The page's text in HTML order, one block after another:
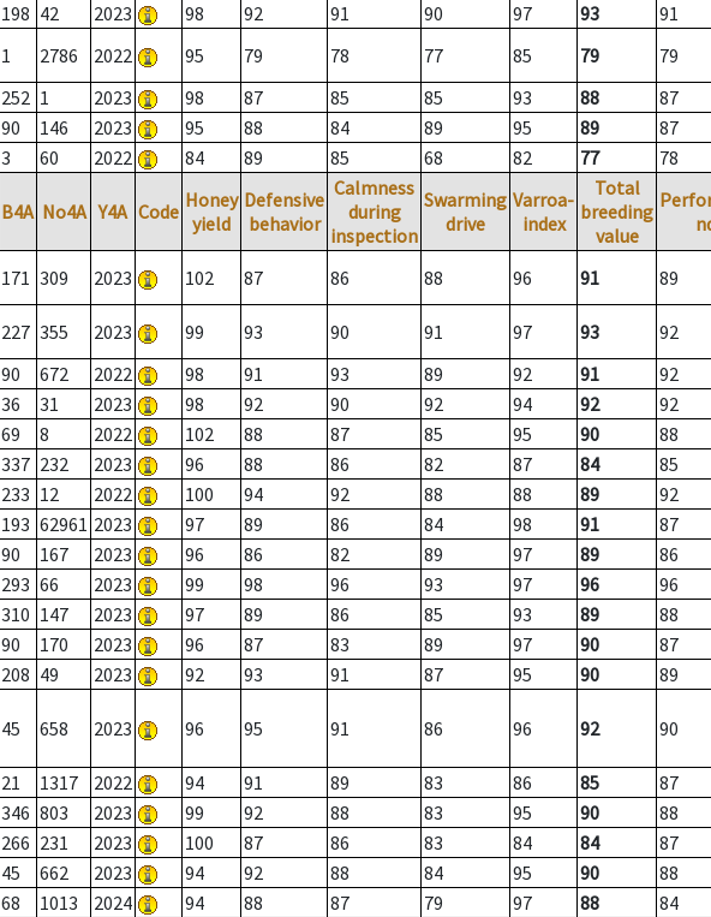
198 42 2023 98 92 91 90 97 93
91
1 2786 2022 95 79 78 77 85 79
79
252 1 2023 98 87 85 85 93 88
87
90 146 2023 95 88 84 89 95 89
87
3 60 2022 84 89 85 68 82 77 78
B4A No4A Y4A Code Honey
yield
Defensive
behavior
Calmness
during
inspection
Swarming
drive
Varroa-
index
Total
breeding
value
171 309 2023 102 87 86 88 96 91 89
227 355 2023 99 93 90 91 97 93
92
90 672 2022 98 91 93 89 92 91
92
36 31 2023 98 92 90 92 94 92
92
69 8 2022 102 88 87 85 95 90
88
337 232 2023 96 88 86 82 87 84
85
233 12 2022 100 94 92 88 88 89
92
193 62961 2023 97 89 86 84 98 91
87
90 167 2023 96 86 82 89 97 89
86
293 66 2023 99 98 96 93 97 96
96
310 147 2023 97 89 86 85 93 89
88
90 170 2023 96 87 83 89 97 90
87
208 49 2023 92 93 91 87 95 90 89
45 658 2023 96 95 91 86 96 92 90
21 1317 2022 94 91 89 83 86 85
87
346 803 2023 99 92 88 83 95 90
88
266 231 2023 100 87 86 83 84 84
87
45 662 2023 94 92 88 84 95 90
88
68 1013 2024 94 88 87 79 97 88
84